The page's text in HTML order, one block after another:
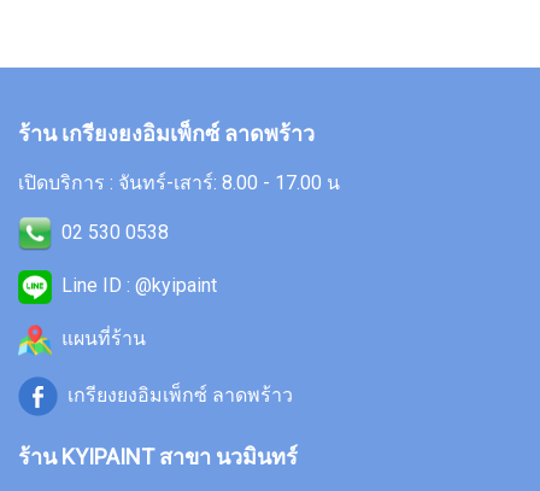
ร้าน เกรียงยงอิมเพ็กซ์ ลาดพร้าว
เปิดบริการ : จันทร์-เสาร์: 8.00 - 17.00 น
02 530 0538
Line ID : @kyipaint
แผนที่ร้าน
เกรียงยงอิมเพ็กซ์ ลาดพร้าว
ร้าน KYIPAINT สาขา นวมินทร์